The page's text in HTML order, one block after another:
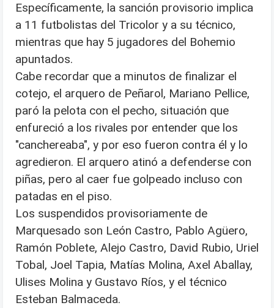
Específicamente, la sanción provisorio implica
a 11 futbolistas del Tricolor y a su técnico,
mientras que hay 5 jugadores del Bohemio
apuntados.
Cabe recordar que a minutos de finalizar el
cotejo, el arquero de Peñarol, Mariano Pellice,
paró la pelota con el pecho, situación que
enfureció a los rivales por entender que los
"canchereaba", y por eso fueron contra él y lo
agredieron. El arquero atinó a defenderse con
piñas, pero al caer fue golpeado incluso con
patadas en el piso.
Los suspendidos provisoriamente de
Marquesado son León Castro, Pablo Agüero,
Ramón Poblete, Alejo Castro, David Rubio, Uriel
Tobal, Joel Tapia, Matías Molina, Axel Aballay,
Ulises Molina y Gustavo Ríos, y el técnico
Esteban Balmaceda.